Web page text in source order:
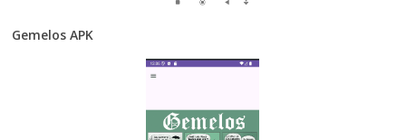
Gemelos APK